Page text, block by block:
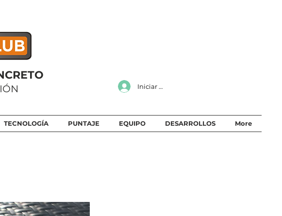
Iniciar sesión
TECNOLOGÍA PUNTAJE EQUIPO DESARROLLOS More